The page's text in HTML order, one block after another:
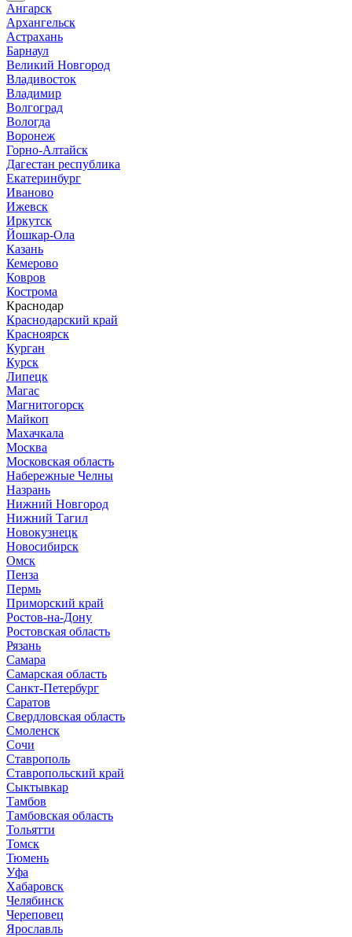
Ангарск
Архангельск
Астрахань
Барнаул
Великий Новгород
Владивосток
Владимир
Волгоград
Вологда
Воронеж
Горно-Алтайск
Дагестан республика
Екатеринбург
Иваново
Ижевск
Иркутск
Йошкар-Ола
Казань
Кемерово
Ковров
Кострома
Краснодар
Краснодарский край
Красноярск
Курган
Курск
Липецк
Магас
Магнитогорск
Майкоп
Махачкала
Москва
Московская область
Набережные Челны
Назрань
Нижний Новгород
Нижний Тагил
Новокузнецк
Новосибирск
Омск
Пенза
Пермь
Приморский край
Ростов-на-Дону
Ростовская область
Рязань
Самара
Самарская область
Санкт-Петербург
Саратов
Свердловская область
Смоленск
Сочи
Ставрополь
Ставропольский край
Сыктывкар
Тамбов
Тамбовская область
Тольятти
Томск
Тюмень
Уфа
Хабаровск
Челябинск
Череповец
Ярославль